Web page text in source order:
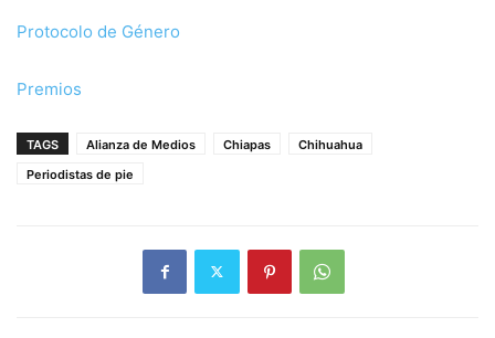
Protocolo de Género
Premios
TAGS Alianza de Medios Chiapas
Chihuahua
Periodistas de pie